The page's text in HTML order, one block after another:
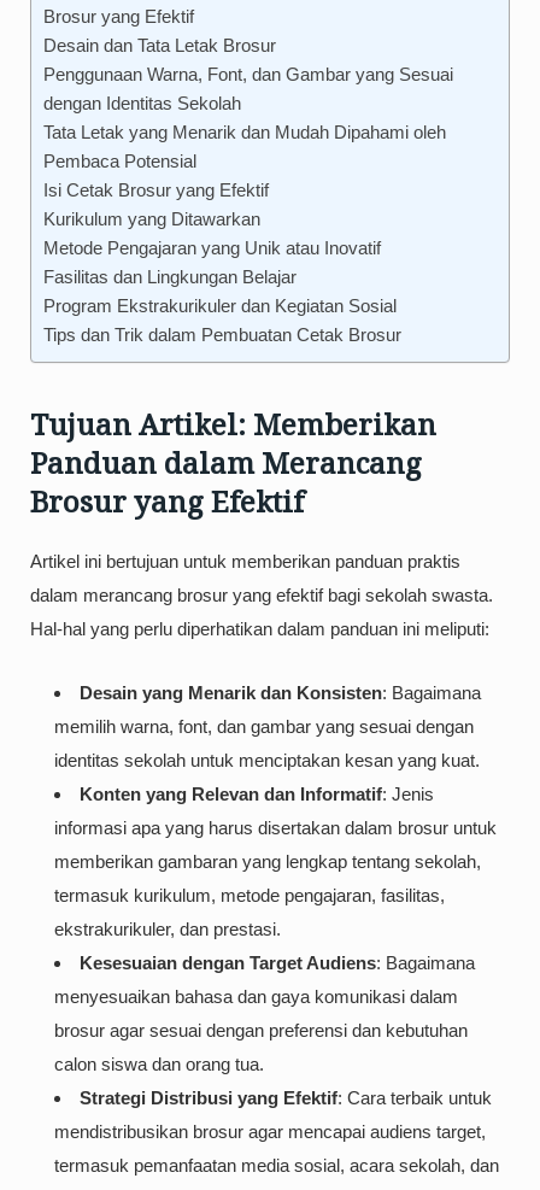
Brosur yang Efektif
Desain dan Tata Letak Brosur
Penggunaan Warna, Font, dan Gambar yang Sesuai
dengan Identitas Sekolah
Tata Letak yang Menarik dan Mudah Dipahami oleh
Pembaca Potensial
Isi Cetak Brosur yang Efektif
Kurikulum yang Ditawarkan
Metode Pengajaran yang Unik atau Inovatif
Fasilitas dan Lingkungan Belajar
Program Ekstrakurikuler dan Kegiatan Sosial
Tips dan Trik dalam Pembuatan Cetak Brosur
Tujuan Artikel: Memberikan
Panduan dalam Merancang
Brosur yang Efektif
Artikel ini bertujuan untuk memberikan panduan praktis
dalam merancang brosur yang efektif bagi sekolah swasta.
Hal-hal yang perlu diperhatikan dalam panduan ini meliputi:
Desain yang Menarik dan Konsisten: Bagaimana
memilih warna, font, dan gambar yang sesuai dengan
identitas sekolah untuk menciptakan kesan yang kuat.
Konten yang Relevan dan Informatif: Jenis
informasi apa yang harus disertakan dalam brosur untuk
memberikan gambaran yang lengkap tentang sekolah,
termasuk kurikulum, metode pengajaran, fasilitas,
ekstrakurikuler, dan prestasi.
Kesesuaian dengan Target Audiens: Bagaimana
menyesuaikan bahasa dan gaya komunikasi dalam
brosur agar sesuai dengan preferensi dan kebutuhan
calon siswa dan orang tua.
Strategi Distribusi yang Efektif: Cara terbaik untuk
mendistribusikan brosur agar mencapai audiens target,
termasuk pemanfaatan media sosial, acara sekolah, dan